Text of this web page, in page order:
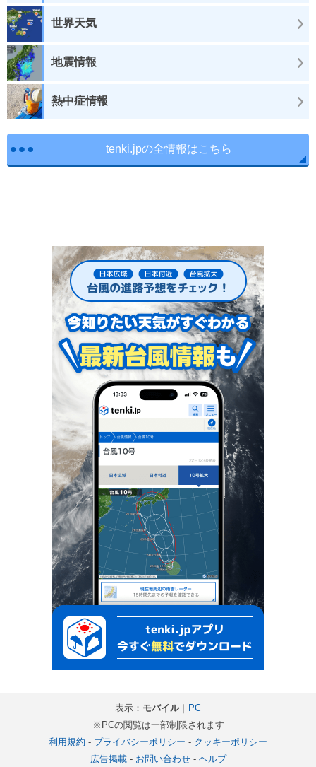
世界天気
地震情報
熱中症情報
tenki.jpの全情報はこちら
表示： モバイル｜ PC
※PCの閲覧は一部制限されます
利用規約 - プライバシーポリシー - クッキーポリシー
広告掲載- お問い合わせ- ヘルプ